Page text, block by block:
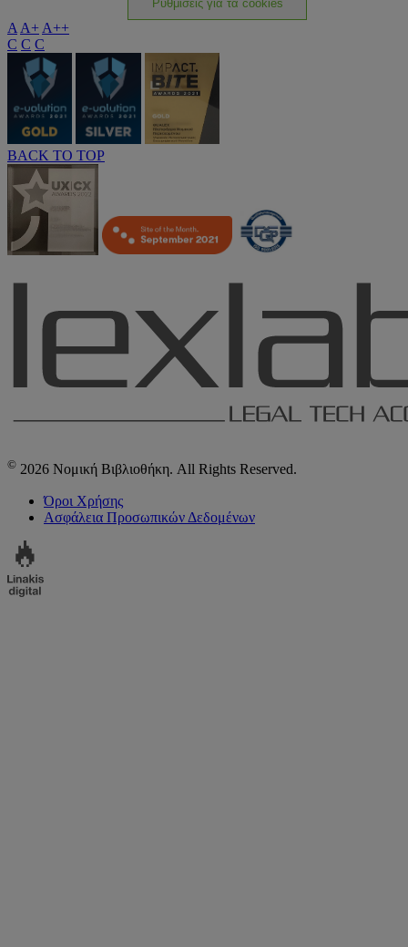
Ρυθμίσεις για τα cookies
A A+ A++
C C C
BACK TO TOP
© 2026 Νομική Βιβλιοθήκη. All Rights Reserved.
Όροι Χρήσης
Ασφάλεια Προσωπικών Δεδομένων